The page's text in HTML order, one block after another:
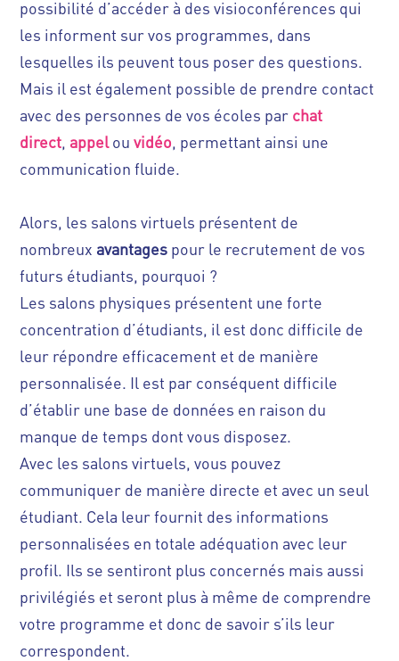
possibilité d’accéder à des visioconférences qui
les informent sur vos programmes, dans
lesquelles ils peuvent tous poser des questions.
Mais il est également possible de prendre contact
avec des personnes de vos écoles par chat
direct, appel ouvidéo, permettant ainsi une
communication fluide.
Alors, les salons virtuels présentent de
nombreux avantages pour le recrutement de vos
futurs étudiants, pourquoi ?
Les salons physiques présentent une forte
concentration d’étudiants, il est donc difficile de
leur répondre efficacement et de manière
personnalisée. Il est par conséquent difficile
d’établir une base de données en raison du
manque de temps dont vous disposez.
Avec les salons virtuels, vous pouvez
communiquer de manière directe et avec un seul
étudiant. Cela leur fournit des informations
personnalisées en totale adéquation avec leur
profil. Ils se sentiront plus concernés mais aussi
privilégiés et seront plus à même de comprendre
votre programme et donc de savoir s’ils leur
correspondent.